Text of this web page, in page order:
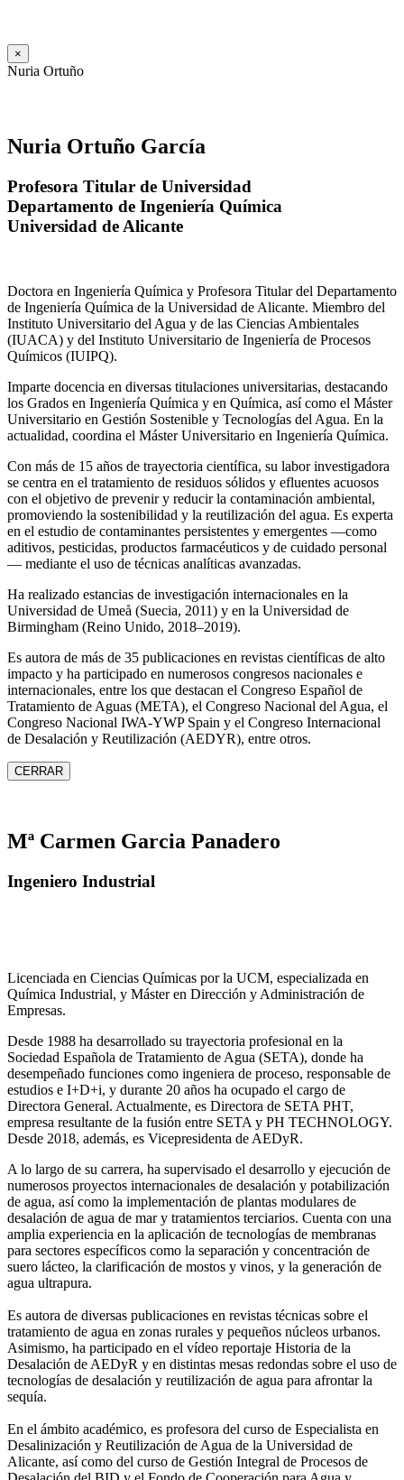
×
Nuria Ortuño
Nuria Ortuño García
Profesora Titular de Universidad
Departamento de Ingeniería Química
Universidad de Alicante
Doctora en Ingeniería Química y Profesora Titular del Departamento
de Ingeniería Química de la Universidad de Alicante. Miembro del
Instituto Universitario del Agua y de las Ciencias Ambientales
(IUACA) y del Instituto Universitario de Ingeniería de Procesos
Químicos (IUIPQ).
Imparte docencia en diversas titulaciones universitarias, destacando
los Grados en Ingeniería Química y en Química, así como el Máster
Universitario en Gestión Sostenible y Tecnologías del Agua. En la
actualidad, coordina el Máster Universitario en Ingeniería Química.
Con más de 15 años de trayectoria científica, su labor investigadora
se centra en el tratamiento de residuos sólidos y efluentes acuosos
con el objetivo de prevenir y reducir la contaminación ambiental,
promoviendo la sostenibilidad y la reutilización del agua. Es experta
en el estudio de contaminantes persistentes y emergentes —como
aditivos, pesticidas, productos farmacéuticos y de cuidado personal
— mediante el uso de técnicas analíticas avanzadas.
Ha realizado estancias de investigación internacionales en la
Universidad de Umeå (Suecia, 2011) y en la Universidad de
Birmingham (Reino Unido, 2018–2019).
Es autora de más de 35 publicaciones en revistas científicas de alto
impacto y ha participado en numerosos congresos nacionales e
internacionales, entre los que destacan el Congreso Español de
Tratamiento de Aguas (META), el Congreso Nacional del Agua, el
Congreso Nacional IWA‑YWP Spain y el Congreso Internacional
de Desalación y Reutilización (AEDYR), entre otros.
CERRAR
Mª Carmen Garcia Panadero
Ingeniero Industrial
Licenciada en Ciencias Químicas por la UCM, especializada en
Química Industrial, y Máster en Dirección y Administración de
Empresas.
Desde 1988 ha desarrollado su trayectoria profesional en la
Sociedad Española de Tratamiento de Agua (SETA), donde ha
desempeñado funciones como ingeniera de proceso, responsable de
estudios e I+D+i, y durante 20 años ha ocupado el cargo de
Directora General. Actualmente, es Directora de SETA PHT,
empresa resultante de la fusión entre SETA y PH TECHNOLOGY.
Desde 2018, además, es Vicepresidenta de AEDyR.
A lo largo de su carrera, ha supervisado el desarrollo y ejecución de
numerosos proyectos internacionales de desalación y potabilización
de agua, así como la implementación de plantas modulares de
desalación de agua de mar y tratamientos terciarios. Cuenta con una
amplia experiencia en la aplicación de tecnologías de membranas
para sectores específicos como la separación y concentración de
suero lácteo, la clarificación de mostos y vinos, y la generación de
agua ultrapura.
Es autora de diversas publicaciones en revistas técnicas sobre el
tratamiento de agua en zonas rurales y pequeños núcleos urbanos.
Asimismo, ha participado en el vídeo reportaje Historia de la
Desalación de AEDyR y en distintas mesas redondas sobre el uso de
tecnologías de desalación y reutilización de agua para afrontar la
sequía.
En el ámbito académico, es profesora del curso de Especialista en
Desalinización y Reutilización de Agua de la Universidad de
Alicante, así como del curso de Gestión Integral de Procesos de